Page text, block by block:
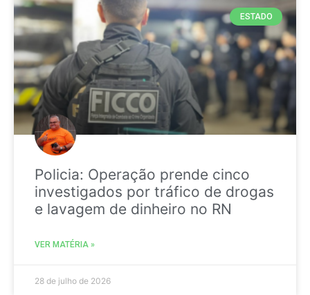
ESTADO
Policia: Operação prende cinco
investigados por tráfico de drogas
e lavagem de dinheiro no RN
VER MATÉRIA »
28 de julho de 2026